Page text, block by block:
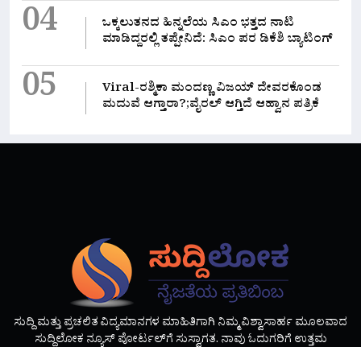
04
ಒಕ್ಕಲುತನದ ಹಿನ್ನಲೆಯ ಸಿಎಂ ಭತ್ತದ ನಾಟಿ
ಮಾಡಿದ್ದರಲ್ಲಿ‌ ತಪ್ಪೇನಿದೆ: ಸಿಎಂ ಪರ ಡಿಕೆಶಿ ಬ್ಯಾಟಿಂಗ್
05
Viral-ರಶ್ಮಿಕಾ ಮಂದಣ್ಣ ವಿಜಯ್ ದೇವರಕೊಂಡ
ಮದುವೆ ಆಗ್ತಾರಾ?;ವೈರಲ್ ಆಗ್ತಿದೆ ಆಹ್ವಾನ ಪತ್ರಿಕೆ
ಸುದ್ದಿ ಮತ್ತು ಪ್ರಚಲಿತ ವಿದ್ಯಮಾನಗಳ ಮಾಹಿತಿಗಾಗಿ ನಿಮ್ಮ ವಿಶ್ವಾಸಾರ್ಹ ಮೂಲವಾದ
ಸುದ್ದಿಲೋಕ ನ್ಯೂಸ್ ಪೋರ್ಟಲ್‌ಗೆ ಸುಸ್ವಾಗತ. ನಾವು ಓದುಗರಿಗೆ ಉತ್ತಮ